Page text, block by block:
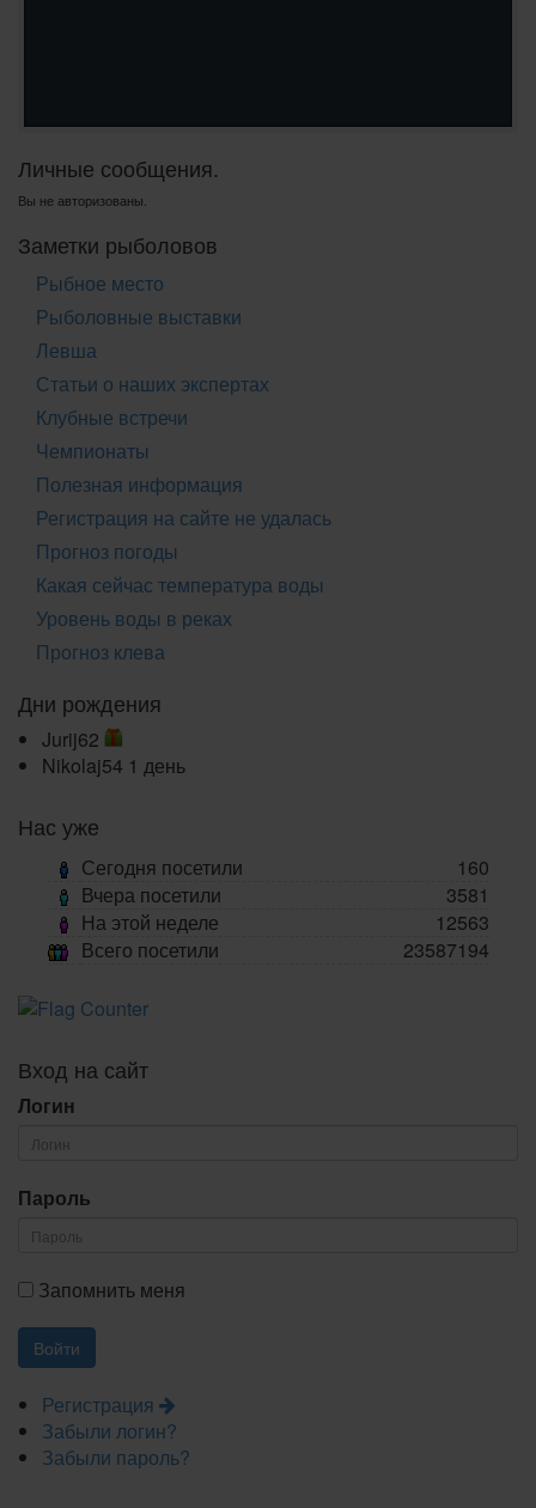
Личные сообщения.
Вы не авторизованы.
Заметки рыболовов
Рыбное место
Рыболовные выставки
Левша
Статьи о наших экспертах
Клубные встречи
Чемпионаты
Полезная информация
Регистрация на сайте не удалась
Прогноз погоды
Какая сейчас температура воды
Уровень воды в реках
Прогноз клева
Дни рождения
Jurij62
Nikolaj54 1 день
Нас уже
Сегодня посетили
160
Вчера посетили
3581
На этой неделе
12563
Всего посетили
23587194
Вход на сайт
Логин
Пароль
Запомнить меня
Регистрация
Забыли логин?
Забыли пароль?